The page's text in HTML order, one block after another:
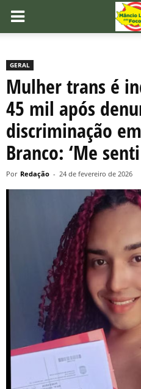
GERAL
Mulher trans é
45 mil após
discriminação
Branco: ‘Me
Por Redação - 24 de fevereiro de 2026